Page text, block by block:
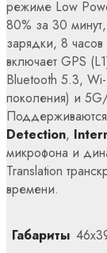
режиме Low
80% за 30
зарядки, 8
включает GPS
Bluetooth 5.3,
поколения) и
Поддерживаются
Detection,
микрофона и
Translation
времени.
Габариты